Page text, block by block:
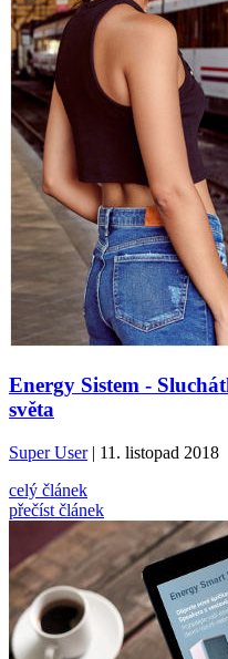
Energy Sistem -
světa
Super User| 11. listopad 2018
celý článek
přečíst článek